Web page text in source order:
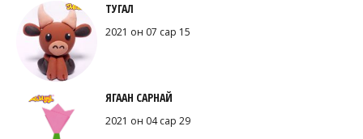
ТУГАЛ
2021 он 07 сар 15
ЯГААН САРНАЙ
2021 он 04 сар 29